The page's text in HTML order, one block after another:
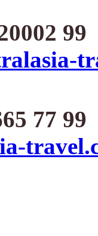
99
77 99